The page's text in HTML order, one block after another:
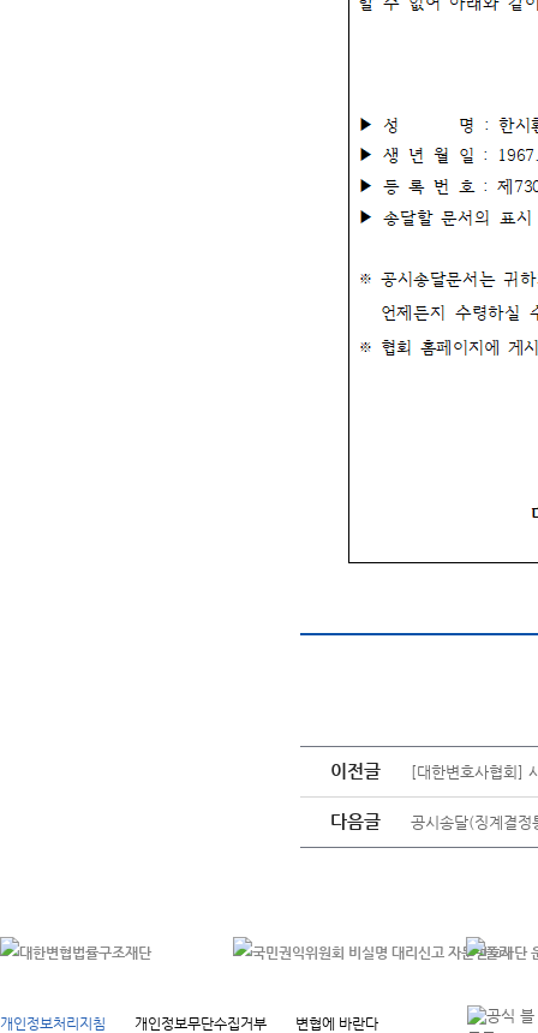
이전글 [대한변호사협회]
다음글 공시송달(징계결정
개인정보처리지침 개인정보무단수집거부 변협에 바란다